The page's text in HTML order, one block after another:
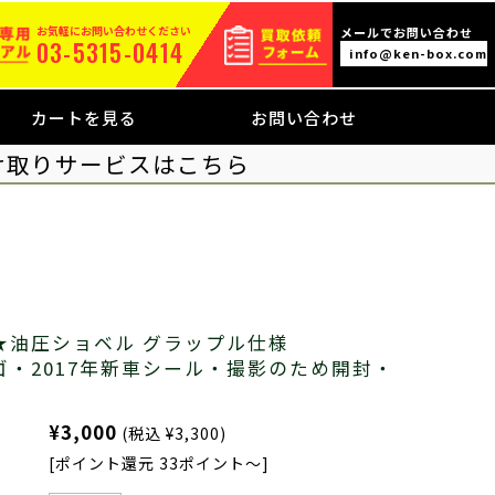
お気軽にお問い合わせください
03-5315-0414
メールでお問い合わせ
info@ken-box.com
カートを見る お問い合わせ
りサービスはこちら
圧ショベル グラップル仕様
2017年新車シール・撮影のため開封・
¥3,000 (税込 ¥3,300)
[ポイント還元 33ポイント～]